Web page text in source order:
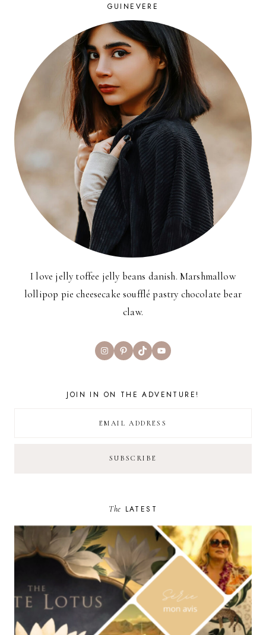
AUX
RICHES
GUINEVERE
I love jelly toffee jelly beans danish. Marshmallow
lollipop pie cheesecake soufflé pastry chocolate bear
claw.
InstagramPinterest
TikTokYouTube
JOIN IN ON THE ADVENTURE!
The LATEST